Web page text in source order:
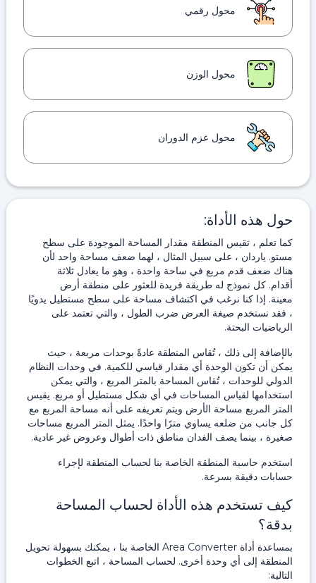
محول رقمي
محول الوزن
محول عزم الدوران
حول هذه الأداة:
كما تعلم ، تقيس المنطقة مقدار المساحة الموجودة على سطح
مستو. ياردان ، على سبيل المثال ، لهما ضعف مساحة واحد لأن
هناك ضعف قدم مربع في ساحة واحدة ، وهو ما يعادل ثلاثة
أقدام. كل نموذج له طريقة فريدة للعثور على منطقة أرض
معينة. إذا كنا نرغب في اكتشاف مساحة على سطح مستطيل يدويًا
، فقد نستخدم صيغة العرض ضرب الطول ، والتي تعتمد على
الرياضيات البحتة.
بالإضافة إلى ذلك ، تُقاس المنطقة عادةً بوحدات مربعة ، حيث
يمكن أن تكون الوحدة أي مقدار قياسي للكمية. في وحدات النظام
الدولي للوحدات ، تُقاس المساحة بالمتر المربع ، والتي يمكن
استخدامها لقياس المساحات في أي شكل مستطيل أو مربع. يقيس
المتر المربع مساحة الأرض ويتم تعريفه على أنه مساحة المربع مع
كل جانب من ضلعه يساوي مترًا واحدًا. يمثل المتر المربع مساحات
صغيرة ، بينما يصف الفدان مناطق ذات أطوال وعروض غير عادية.
استخدم حاسبة المنطقة الخاصة بنا لحساب المنطقة لإجراء
حسابات دقيقة بسرعة.
كيف تستخدم هذه الأداة لحساب المساحة
بدقة؟
بمساعدة أداة Area Converter الخاصة بنا ، يمكنك بسهولة تحويل
المنطقة إلى أي وحدة أخرى. لحساب المساحة ، اتبع الخطوات
التالية: